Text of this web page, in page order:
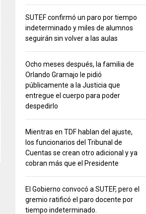
SUTEF confirmó un paro por tiempo
indeterminado y miles de alumnos
seguirán sin volver a las aulas
Ocho meses después, la familia de
Orlando Gramajo le pidió
públicamente a la Justicia que
entregue el cuerpo para poder
despedirlo
Mientras en TDF hablan del ajuste,
los funcionarios del Tribunal de
Cuentas se crean otro adicional y ya
cobran más que el Presidente
El Gobierno convocó a SUTEF, pero el
gremio ratificó el paro docente por
tiempo indeterminado.